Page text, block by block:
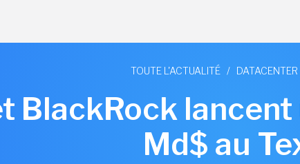
TOUTE L'ACTUALITÉ / DATACENTER
BlackRock lancent
Md$ au